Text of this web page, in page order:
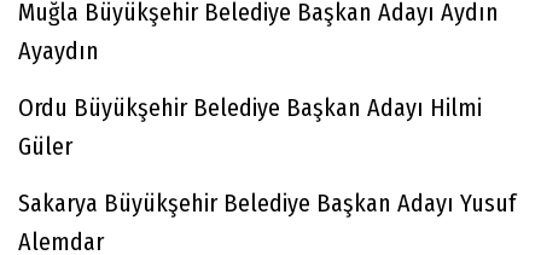
Muğla Büyükşehir Belediye Başkan Adayı Aydın
Ayaydın
Ordu Büyükşehir Belediye Başkan Adayı Hilmi
Güler
Sakarya Büyükşehir Belediye Başkan Adayı Yusuf
Alemdar